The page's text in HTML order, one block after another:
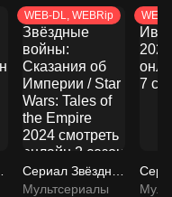
WEB-DL, WEBRip
Мультсериалы